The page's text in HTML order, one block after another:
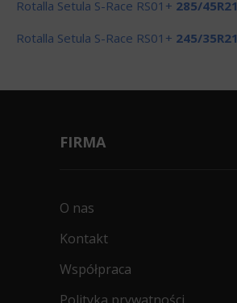
Rotalla Setula S-Race RS01+ 285/45R21
Rotalla Setula S-Race RS01+ 245/35R21
FIRMA
O nas
Kontakt
Współpraca